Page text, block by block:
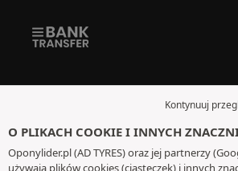
Kontynuuj
O PLIKACH COOKIE I INNYCH
Oponylider.pl (AD TYRES) oraz jej partnerzy
używają plików cookies (ciasteczek) i innych